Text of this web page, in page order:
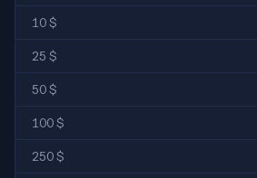
10 $
25 $
50 $
100 $
250 $